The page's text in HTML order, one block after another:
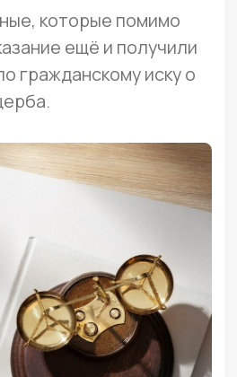
эти
адвокаты